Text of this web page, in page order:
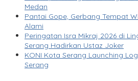
Medan
Pantai Gope, Gerbang Tempat
Alami
Peringatan Isra Mikraj 2026 di
Serang Hadirkan Ustaz Joker
KONI Kota Serang Launching
Serang